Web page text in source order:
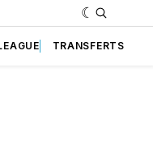
TRANSFERTS